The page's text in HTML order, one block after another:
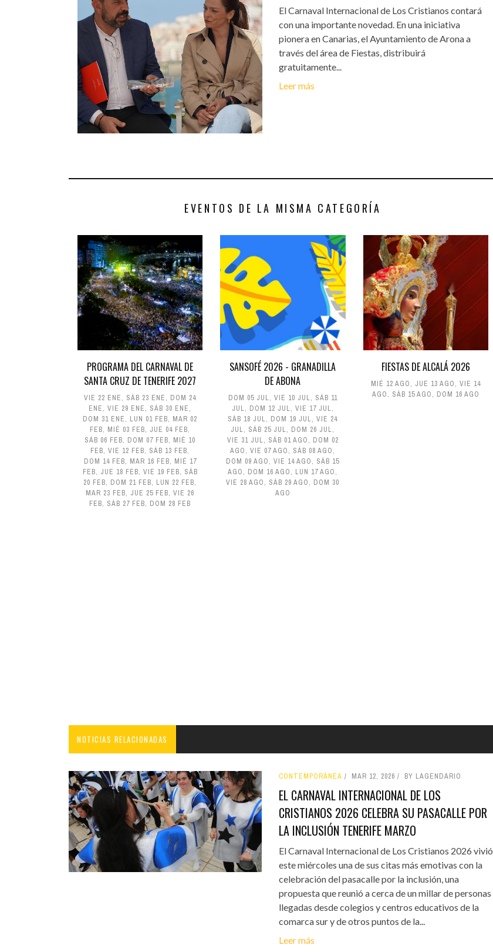
El Carnaval Internacional de Los Cristianos contará
con una importante novedad. En una iniciativa
pionera en Canarias, el Ayuntamiento de Arona a
través del área de Fiestas, distribuirá
gratuitamente...
Leer más
EVENTOS DE LA MISMA CATEGORÍA
PROGRAMA DEL CARNAVAL DE
SANTA CRUZ DE TENERIFE 2027
VIE 22 ENE, SÁB 23 ENE, DOM 24
ENE,VIE 29 ENE, SÁB 30 ENE,
DOM 31 ENE, LUN 01 FEB, MAR 02
FEB, MIÉ 03 FEB, JUE 04 FEB,
SÁB 06 FEB, DOM 07 FEB, MIÉ 10
FEB,VIE 12 FEB, SÁB 13 FEB,
DOM 14 FEB, MAR 16 FEB, MIÉ 17
FEB, JUE 18 FEB, VIE 19 FEB, SÁB
20 FEB, DOM 21 FEB, LUN 22 FEB,
MAR 23 FEB, JUE 25 FEB,VIE 26
FEB, SÁB 27 FEB, DOM 28 FEB
SANSOFÉ 2026 - GRANADILLA
DE ABONA
DOM 05 JUL, VIE 10 JUL, SÁB 11
JUL, DOM 12 JUL, VIE 17 JUL,
SÁB 18 JUL, DOM 19 JUL,VIE 24
JUL, SÁB 25 JUL, DOM 26 JUL,
VIE 31 JUL, SÁB 01 AGO, DOM 02
AGO,VIE 07 AGO, SÁB 08 AGO,
DOM 09 AGO,VIE 14 AGO, SÁB 15
AGO, DOM 16 AGO, LUN 17 AGO,
VIE 28 AGO, SÁB 29 AGO, DOM 30
AGO
FIESTAS DE ALCALÁ 2026
MIÉ 12 AGO, JUE 13 AGO, VIE 14
AGO, SÁB 15 AGO, DOM 16 AGO
NOTICIAS RELACIONADAS
CONTEMPORÁNEA MAR 12, 2026 BY LAGENDARIO
EL CARNAVAL INTERNACIONAL DE LOS
CRISTIANOS 2026 CELEBRA SU PASACALLE POR
LA INCLUSIÓN TENERIFE MARZO
El Carnaval Internacional de Los Cristianos 2026 vivió
este miércoles una de sus citas más emotivas con la
celebración del pasacalle por la inclusión, una
propuesta que reunió a cerca de un millar de personas
llegadas desde colegios y centros educativos de la
comarca sur y de otros puntos de la...
Leer más